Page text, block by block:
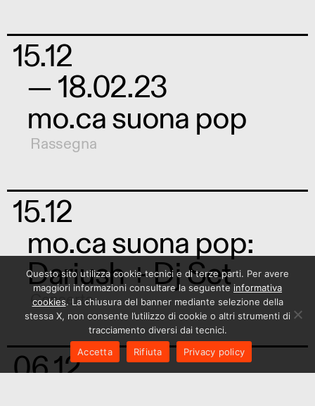
15.12
— 18.02.23
mo.ca suona pop
Rassegna
15.12
mo.ca suona pop:
Dariush + Dj Set
Concerto
06.12
Questo sito utilizza cookie tecnici e di terze parti. Per avere
maggiori informazioni consultare la seguente informativa
cookies. La chiusura del banner mediante selezione della
stessa X, non consente l’utilizzo di cookie o altri strumenti di
tracciamento diversi dai tecnici.
Accetta
Rifiuta Privacy policy